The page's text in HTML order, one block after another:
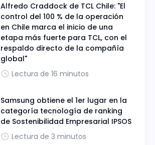
Alfredo Craddock de TCL Chile: "El
control del 100 % de la operación
en Chile marca el inicio de una
etapa más fuerte para TCL, con el
respaldo directo de la compañía
global"
Lectura de 16 minutos
Samsung obtiene el 1er lugar en la
categoría tecnología de ranking
de Sostenibilidad Empresarial IPSOS
Lectura de 3 minutos